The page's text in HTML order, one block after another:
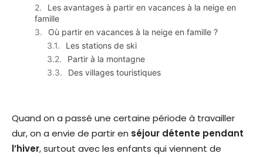
Les avantages à partir en vacances à la neige en
famille
Où partir en vacances à la neige en famille ?
Les stations de ski
Partir à la montagne
Des villages touristiques
Quand on a passé une certaine période à travailler
dur, on a envie de partir en séjour détente pendant
l’hiver, surtout avec les enfants qui viennent de